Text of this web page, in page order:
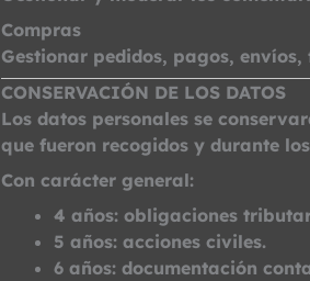
Compras
Gestionar pedidos, pagos,
CONSERVACIÓN DE LOS DATOS
Los datos personales se
que fueron recogidos y durante
Con carácter general:
4 años:obligaciones
5 años:acciones civiles.
6 años:documentación